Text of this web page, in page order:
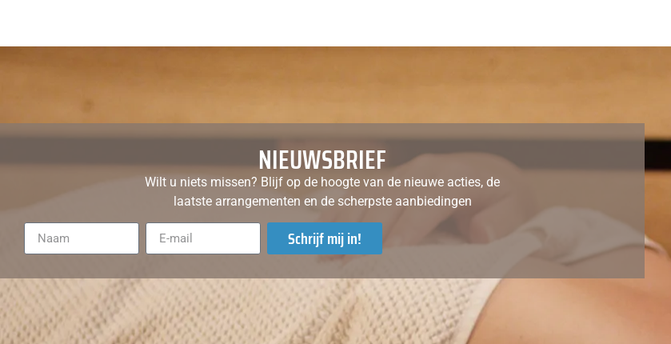
NIEUWSBRIEF
Wilt u niets missen? Blijf op de hoogte van de nieuwe acties, de
laatste arrangementen en de scherpste aanbiedingen
Schrijf mij in!